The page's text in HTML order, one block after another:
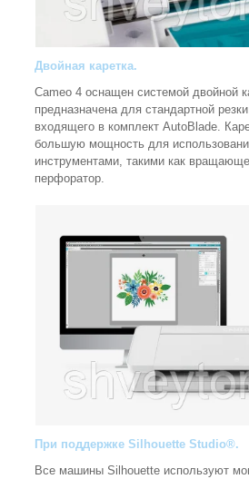
Двойная каретка.
Cameo 4 оснащен системой двойной
предназначена для стандартной
входящего в комплект AutoBlade.
большую мощность для
инструментами, такими как
перфоратор.
При поддержке Silhouette Studio®.
Все машины Silhouette используют